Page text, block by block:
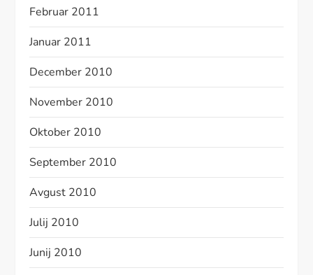
Februar 2011
Januar 2011
December 2010
November 2010
Oktober 2010
September 2010
Avgust 2010
Julij 2010
Junij 2010